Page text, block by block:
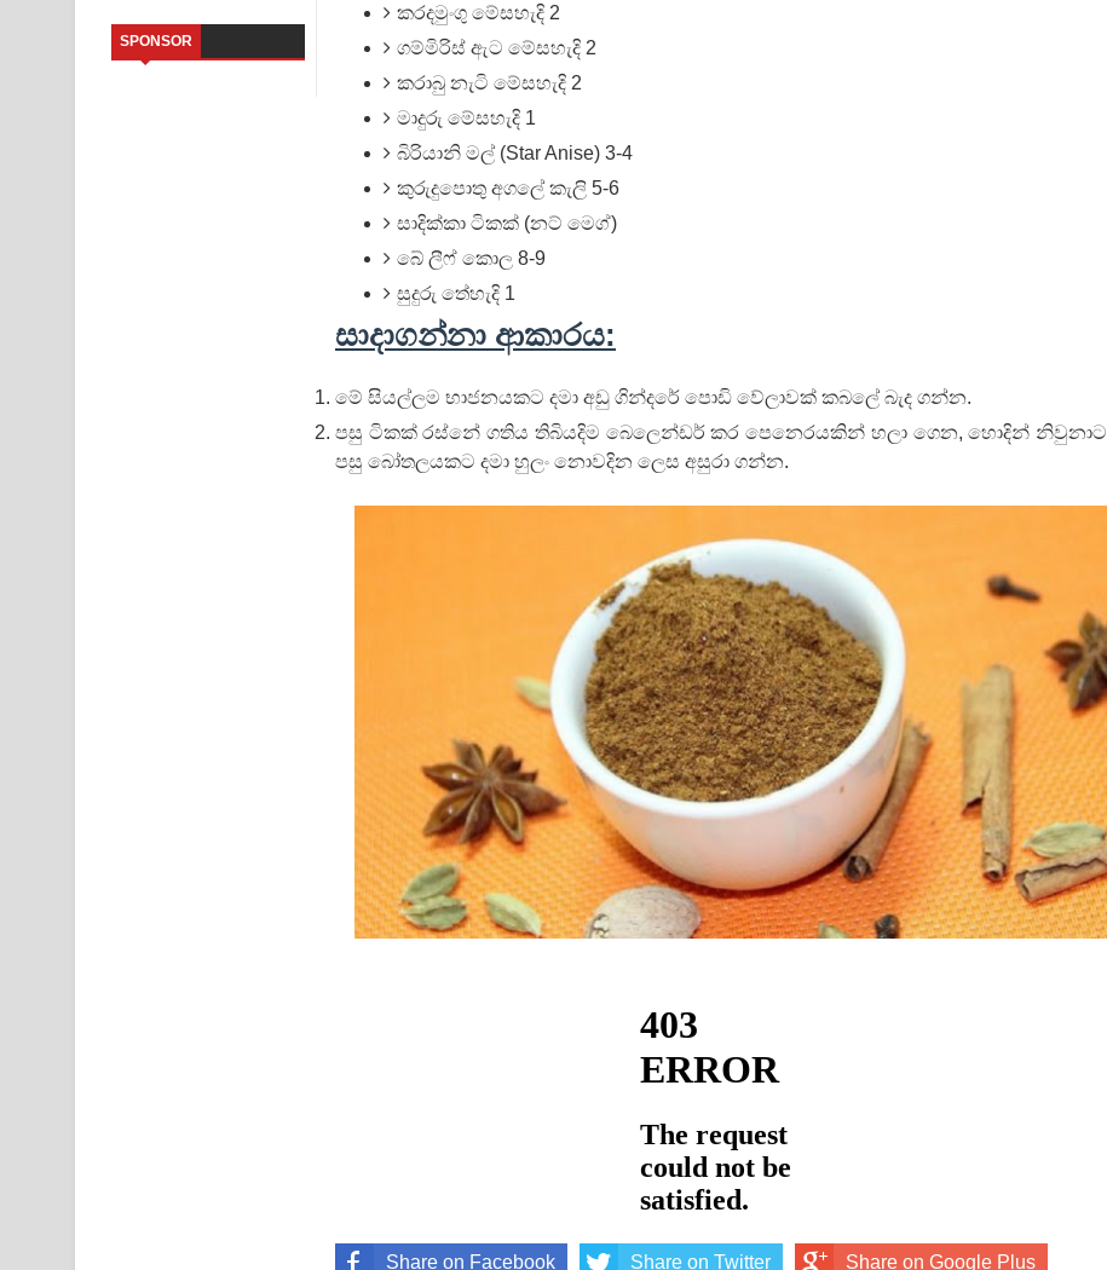
Raawaya Song Lyrics - රාවය ගීතයේ පද පෙළ
Saddeta Denna Song Lyrics - සද්දෙට දෙන්න ගීතයේ පද පෙළ
Kaalaya Song Lyrics - කාලය ගීතයේ පද පෙළ
Aramuna Song Lyrics - අරමුණ ගීතයේ පද පෙළ
Sandata Duka Hithila Song Lyrics - සඳට දුක හිතිලා ගීතයේ පද පෙළ
Sihina Song Lyrics - සිහින ගීතයේ පද පෙළ
Father Song Lyrics - ෆාදර් ගීතයේ පද පෙළ
SPONSOR
කරදමුංගු මේසහැදි 2
ගම්මිරිස් ඇට මේසහැදි 2
කරාබු නැටි මේසහැදි 2
මාදුරු මේසහැදි 1
බිරියානි මල් (Star Anise) 3-4
කුරුදුපොතු අගලේ කැලි 5-6
සාදික්කා ටිකක් (නට් මෙග්)
බේ ලීෆ් කොල 8-9
සුදුරු තේහැදි 1
සාදාගන්නා ආකාරය:
මේ සියල්ලම භාජනයකට දමා අඩු ගින්දරේ පොඩි වේලාවක් කබලේ බැද ගන්න.
පසු ටිකක් රස්නේ ගතිය තිබියදිම බෙලෙන්ඩර් කර පෙනෙරයකින් හලා ගෙන, හොදින් නිවුනාට
පසු බෝතලයකට දමා හුලං නොවදින ලෙස අසුරා ගන්න.
Share on Facebook Share on Twitter Share on Google Plus